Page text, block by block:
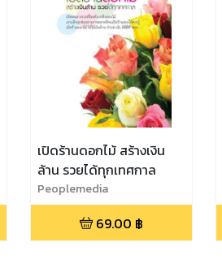
เปิดร้านดอกไม้ สร้างเงิน
ล้าน รวยได้ทุกเทศกาล
Peoplemedia
69.00 ฿